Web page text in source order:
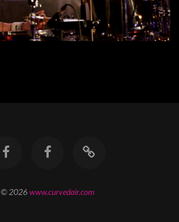
© 2026www.curvedair.com